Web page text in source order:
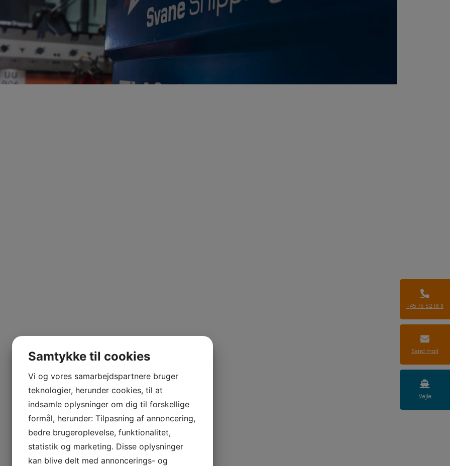
+45 75 52 18 11
Send mail
Vejle
Samtykke til cookies
Vi og vores samarbejdspartnere bruger
teknologier, herunder cookies, til at
indsamle oplysninger om dig til forskellige
formål, herunder: Tilpasning af annoncering,
bedre brugeroplevelse, funktionalitet,
statistik og marketing. Disse oplysninger
kan blive delt med annoncerings- og